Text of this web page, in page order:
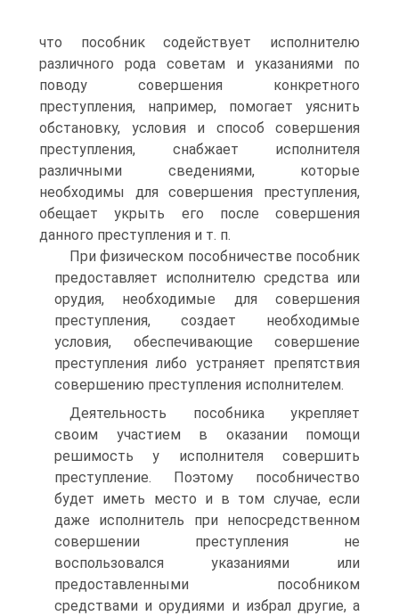
что пособник содействует исполнителю
различного рода советам и указаниями по
поводу совершения конкретного
преступления, например, помогает уяснить
обстановку, условия и способ совершения
преступления, снабжает исполнителя
различными сведениями, которые
необходимы для совершения преступления,
обещает укрыть его после совершения
данного преступления и т. п.
При физическом пособничестве пособник
предоставляет исполнителю средства или
орудия, необходимые для совершения
преступления, создает необходимые
условия, обеспечивающие совершение
преступления либо устраняет препятствия
совершению преступления исполнителем.
Деятельность пособника укрепляет
своим участием в оказании помощи
решимость у исполнителя совершить
преступление. Поэтому пособничество
будет иметь место и в том случае, если
даже исполнитель при непосредственном
совершении преступления не
воспользовался указаниями или
предоставленными пособником
средствами и орудиями и избрал другие, а